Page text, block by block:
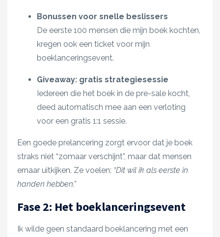
Bonussen voor snelle beslissers
De eerste 100 mensen die mijn boek kochten,
kregen ook een ticket voor mijn
boeklanceringsevent.
Giveaway: gratis strategiesessie
Iedereen die het boek in de pre-sale kocht,
deed automatisch mee aan een verloting
voor een gratis 1:1 sessie.
Een goede prelancering zorgt ervoor dat je boek
straks niet “zomaar verschijnt”, maar dat mensen
ernaar uitkijken. Ze voelen: “Dit wil ik als eerste in
handen hebben.”
Fase 2: Het boeklanceringsevent
Ik wilde geen standaard boeklancering met een